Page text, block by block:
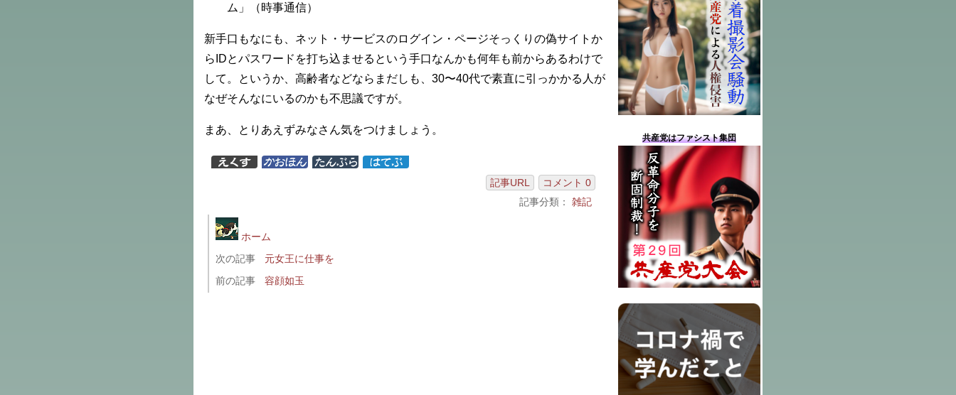
ム」（時事通信）
新手口もなにも、ネット・サービスのログイン・ページそっくりの偽サイトか
らIDとパスワードを打ち込ませるという手口なんかも何年も前からあるわけで
して。というか、高齢者などならまだしも、30〜40代で素直に引っかかる人が
なぜそんなにいるのかも不思議ですが。
まあ、とりあえずみなさん気をつけましょう。
記事URL
コメント 0
記事分類： 雑記
ホーム
次の記事
元女王に仕事を
前の記事
容顔如玉
共産党はファシスト集団